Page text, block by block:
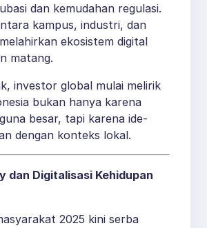
dan kemudahan regulasi.
kampus, industri, dan
ekosistem digital
matang.
investor global mulai melirik
bukan hanya karena
besar, tapi karena ide-
dengan konteks lokal.
dan Digitalisasi Kehidupan
2025 kini serba